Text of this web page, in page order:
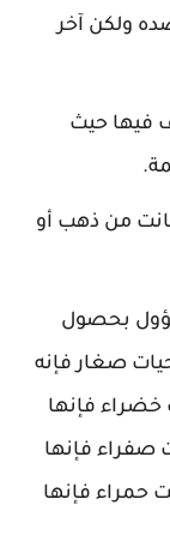
ولكن آخر
فيها حيث
من ذهب أو
بحصول
صغار فإنه
خضراء فإنها
صفراء فإنها
حمراء فإنها